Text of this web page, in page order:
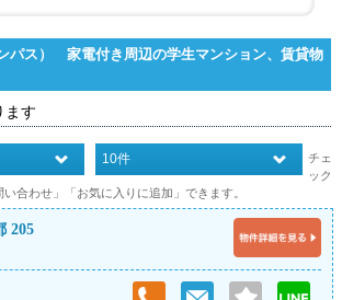
パス） 家電付き周辺の学生マンション、賃貸物
ます
チェ
ック
合わせ」「お気に入りに追加」できます。
205